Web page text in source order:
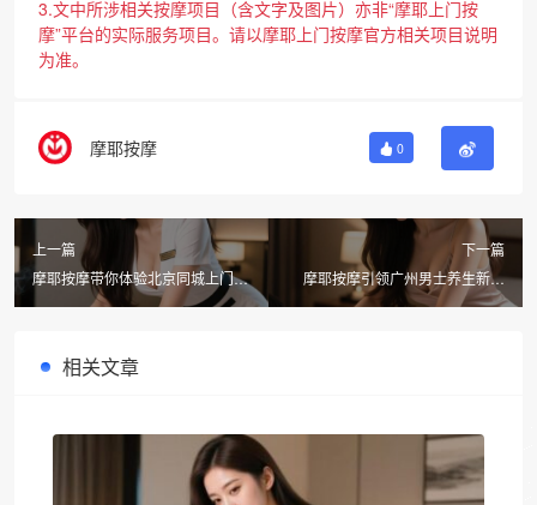
3.文中所涉相关按摩项目（含文字及图片）亦非“摩耶上门按
摩”平台的实际服务项目。请以摩耶上门按摩官方相关项目说明
为准。
摩耶按摩 0
上一篇
摩耶按摩带你体验北京同城上门男
士全身SPA，享受纯粹放松
下一篇
摩耶按摩引领广州男士养生新风
尚，柔式spa服务全面解析
相关文章